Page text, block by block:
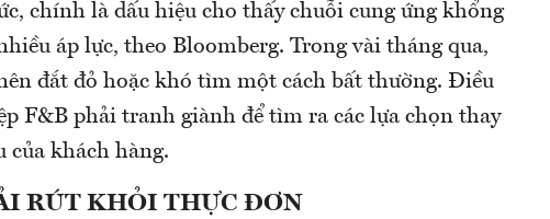
chính là dấu hiệu cho thấy chuỗi cung ứng khổng
áp lực, theo Bloomberg. Trong vài tháng qua,
đắt đỏ hoặc khó tìm một cách bất thường. Điều
F&B phải tranh giành để tìm ra các lựa chọn thay
của khách hàng.
RÚT KHỎI THỰC ĐƠN